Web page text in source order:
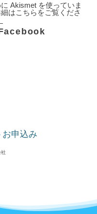
Akismet を使っていま
はこちらをご覧くださ
申込み
社